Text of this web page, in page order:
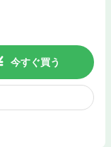
今すぐ買う